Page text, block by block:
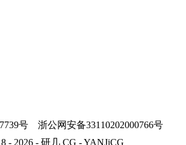
号
浙公网安备33110202000766号
- 2026 - 研几 CG - YANJiCG